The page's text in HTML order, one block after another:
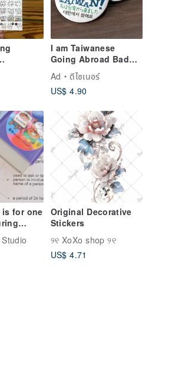
I am Taiwanese
Going Abroad Badge
Badge Waterproof
Sticker Taiwan
Characteristic Series
Ad
ดีไซเนอร์
US$ 4.90
for one
designs
Original Decorative
Stickers
୨୧ XoXo shop ୨୧
US$ 4.71